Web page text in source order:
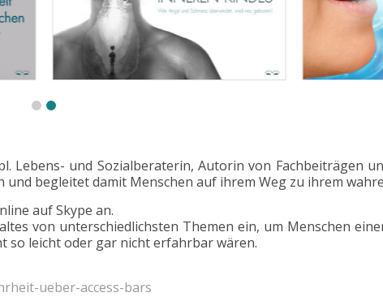
Lebens- und Sozialberaterin, Autorin von Fachbeiträgen
begleitet damit Menschen auf ihrem Weg zu ihrem
auf Skype an.
von unterschiedlichsten Themen ein, um Menschen
so leicht oder gar nicht erfahrbar wären.
ueber-access-bars